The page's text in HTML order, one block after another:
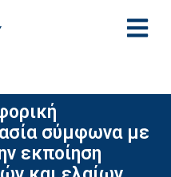
σύμφωνα με
εκποίηση